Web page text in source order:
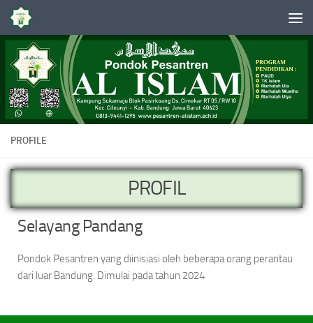
Skip to content
PROFILE
PROFIL
Selayang Pandang
Pondok Pesantren yang diinisiasi oleh beberapa orang perantau
dari luar Bandung. Dimulai pada tahun 2024